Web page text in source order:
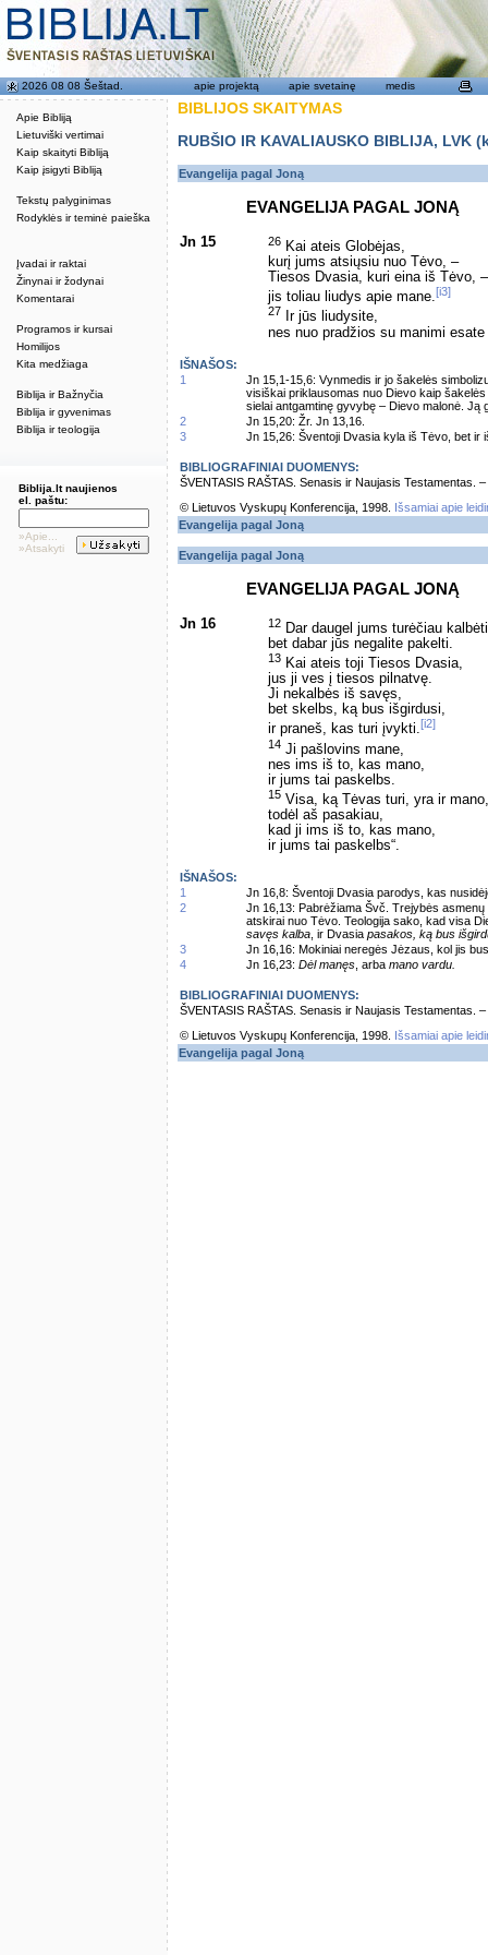
Apie Bibliją
Lietuviški vertimai
Kaip skaityti Bibliją
Kaip įsigyti Bibliją
Tekstų palyginimas
Rodyklės ir teminė paieška
Įvadai ir raktai
Žinynai ir žodynai
Komentarai
Programos ir kursai
Homilijos
Kita medžiaga
Biblija ir Bažnyčia
Biblija ir gyvenimas
Biblija ir teologija
2026 08 08 Šeštad. apie projektą apie svetainę medis
Biblija.lt naujienos
el. paštu:
»Apie...
»Atsakyti
BIBLIJOS SKAITYMAS
RUBŠIO IR KAVALIAUSKO BIBLIJA,
Evangelija pagal Joną
EVANGELIJA PAGAL JONĄ
Jn 15 26 Kai ateis Globėjas,
kurį jums atsiųsiu nuo Tėvo, –
Tiesos Dvasia, kuri eina iš Tėvo, –
jis toliau liudys apie mane.[i3]
27 Ir jūs liudysite,
nes nuo pradžios su manimi esate
IŠNAŠOS:
1
Jn 15,1-15,6: Vynmedis ir jo šakelės
visiškai priklausomas nuo Dievo kaip
sielai antgamtinę gyvybę – Dievo malonė. Ją
2
Jn 15,20: Žr. Jn 13,16.
3
Jn 15,26: Šventoji Dvasia kyla iš Tėvo, bet ir
BIBLIOGRAFINIAI DUOMENYS:
ŠVENTASIS RAŠTAS. Senasis ir Naujasis Testamentas.
© Lietuvos Vyskupų Konferencija, 1998.
Išsamiai apie
Evangelija pagal Joną
Evangelija pagal Joną
EVANGELIJA PAGAL JONĄ
Jn 16 12 Dar daugel jums turėčiau
bet dabar jūs negalite pakelti.
13 Kai ateis toji Tiesos Dvasia,
jus ji ves į tiesos pilnatvę.
Ji nekalbės iš savęs,
bet skelbs, ką bus išgirdusi,
ir praneš, kas turi įvykti.[i2]
14 Ji pašlovins mane,
nes ims iš to, kas mano,
ir jums tai paskelbs.
15 Visa, ką Tėvas turi, yra ir mano,
todėl aš pasakiau,
kad ji ims iš to, kas mano,
ir jums tai paskelbs“.
IŠNAŠOS:
1
Jn 16,8: Šventoji Dvasia parodys, kas
2
Jn 16,13: Pabrėžiama Švč. Trejybės
atskirai nuo Tėvo. Teologija sako, kad visa
savęs kalba , ir Dvasia pasakos, ką bus
3
Jn 16,16: Mokiniai neregės Jėzaus, kol jis
4
Jn 16,23: Dėl manęs , arba mano vardu.
BIBLIOGRAFINIAI DUOMENYS:
ŠVENTASIS RAŠTAS. Senasis ir Naujasis Testamentas.
© Lietuvos Vyskupų Konferencija, 1998.
Išsamiai apie
Evangelija pagal Joną